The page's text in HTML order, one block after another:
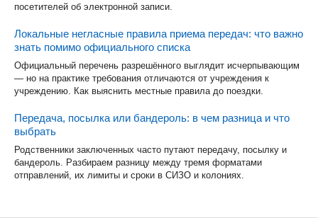
посетителей об электронной записи.
Локальные негласные правила приема передач: что важно
знать помимо официального списка
Официальный перечень разрешённого выглядит исчерпывающим
— но на практике требования отличаются от учреждения к
учреждению. Как выяснить местные правила до поездки.
Передача, посылка или бандероль: в чем разница и что
выбрать
Родственники заключенных часто путают передачу, посылку и
бандероль. Разбираем разницу между тремя форматами
отправлений, их лимиты и сроки в СИЗО и колониях.